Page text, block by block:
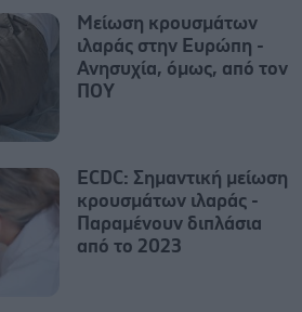
Μείωση κρουσμάτων
ιλαράς στην Ευρώπη -
Ανησυχία, όμως, από τον
ΠΟΥ
ECDC: Σημαντική μείωση
κρουσμάτων ιλαράς -
Παραμένουν διπλάσια
από το 2023